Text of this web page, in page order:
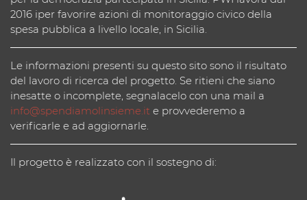
2016 iper favorire azioni di monitoraggio civico della
spesa pubblica a livello locale, in Sicilia.
Le informazioni presenti su questo sito sono il risultato
del lavoro di ricerca del progetto. Se ritieni che siano
inesatte o incomplete, segnalacelo con una mail a
info@spendiamolinsieme.it e provvederemo a
verificarle e ad aggiornarle.
Il progetto è realizzato con il sostegno di: